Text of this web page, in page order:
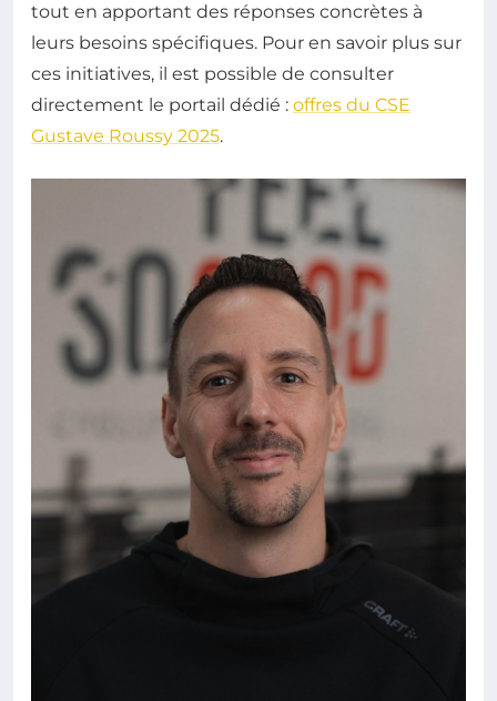
tout en apportant des réponses concrètes à
leurs besoins spécifiques. Pour en savoir plus sur
ces initiatives, il est possible de consulter
directement le portail dédié : offres du CSE
Gustave Roussy 2025.